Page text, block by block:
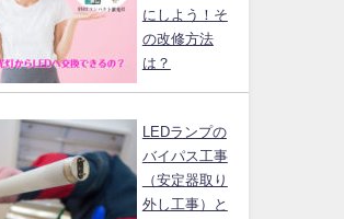
にしよう！そ
の改修方法
は？
LEDランプの
バイパス工事
（安定器取り
外し工事）と